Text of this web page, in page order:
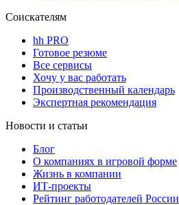
Соискателям
hh PRO
Готовое резюме
Все сервисы
Хочу у вас работать
Производственный календарь
Экспертная рекомендация
Новости и статьи
Блог
О компаниях в игровой форме
Жизнь в компании
ИТ-проекты
Рейтинг работодателей России